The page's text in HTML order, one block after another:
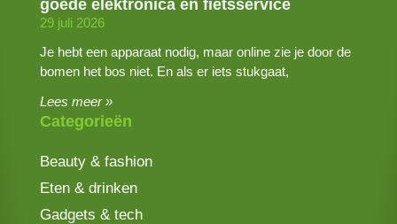
goede elektronica en fietsservice
29 juli 2026
Je hebt een apparaat nodig, maar online zie je door de
bomen het bos niet. En als er iets stukgaat,
Lees meer »
Categorieën
Beauty & fashion
Eten & drinken
Gadgets & tech